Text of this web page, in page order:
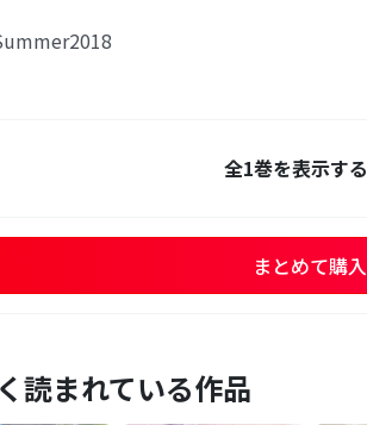
全1巻を表示する
まとめて購入
読まれている作品